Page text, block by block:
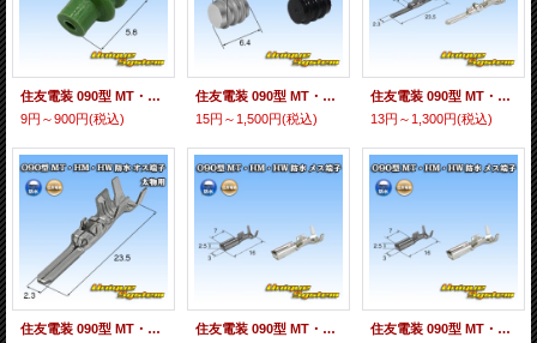
住友電装 090型 MT・HM 防水 ワイヤーシール 緑色
9円～900円(税込)
住友電装 090型 MT・HM・TS 防水 ダミー栓 黒色
15円～1,500円(税込)
住友電装 090型 MT・HM・HW 防水用 オス端子 適用電線サイズ：0.3-1.25mm2 / 材質：黄銅
13円～1,300円(税込)
住友電装 090型 MT・HM・HW 防水用 オス端子 太物用 適用電線サイズ：2.0mm2 / 材質：耐熱銅合金
住友電装 090型 MT・HM・HW 防水用 メス端子 適用電線サイズ：0.3-1.25mm2 / 材質：黄銅
住友電装 090型 MT・HM・HW 防水用 メス端子 適用電線サイズ：0.3-1.25mm2 / 材質：耐熱銅合金